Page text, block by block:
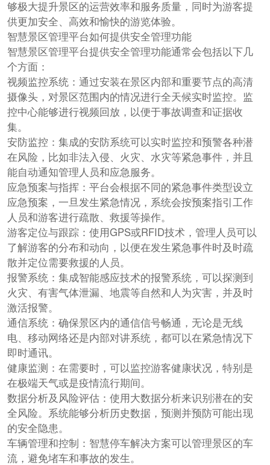
够极大提升景区的运营效率和服务质量，同时为游客提
供更加安全、高效和愉快的游览体验。
智慧景区管理平台如何提供安全管理功能
智慧景区管理平台提供安全管理功能通常会包括以下几
个方面：
视频监控系统：通过安装在景区内部和重要节点的高清
摄像头，对景区范围内的情况进行全天候实时监控。监
控中心能够进行视频回放，以便于事故调查和证据收
集。
安防监控：集成的安防系统可以实时监控和预警各种潜
在风险，比如非法入侵、火灾、水灾等紧急事件，并且
能自动通知管理人员和应急服务。
应急预案与指挥：平台会根据不同的紧急事件类型设立
应急预案，一旦发生紧急情况，系统会按预案指引工作
人员和游客进行疏散、救援等操作。
游客定位与跟踪：使用GPS或RFID技术，管理人员可以
了解游客的分布和动向，以便在发生紧急事件时及时疏
散并定位需要救援的人员。
报警系统：集成智能感应技术的报警系统，可以探测到
火灾、有害气体泄漏、地震等自然和人为灾害，并及时
激活报警。
通信系统：确保景区内的通信信号畅通，无论是无线
电、移动网络还是内部对讲系统，都可以在紧急情况下
即时通讯。
健康监测：在需要时，可以监控游客健康状况，特别是
在极端天气或是疫情流行期间。
数据分析及风险评估：使用大数据分析来识别潜在的安
全风险。系统能够分析历史数据，预测并预防可能出现
的安全隐患。
车辆管理和控制：智慧停车解决方案可以管理景区的车
流，避免堵车和事故的发生。